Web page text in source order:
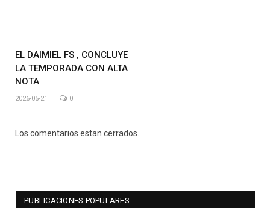
EL DAIMIEL FS , CONCLUYE
LA TEMPORADA CON ALTA
NOTA
2026-05-21 0
Los comentarios estan cerrados.
PUBLICACIONES POPULARES